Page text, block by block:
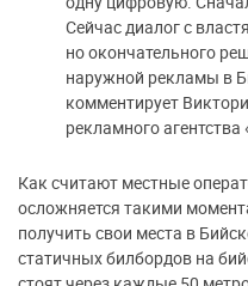
Сейчас диалог с
но окончательного
наружной рекламы в
комментирует
рекламного агентства
Как считают местные
осложняется такими
получить свои места в
статичных билбордов на